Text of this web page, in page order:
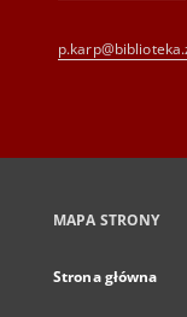
MAPA STRONY
Strona główna